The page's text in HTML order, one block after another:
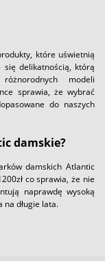
które uświetnią
się delikatnością, którą
modeli
sprawia, że wybrać
do naszych
damskie?
damskich Atlantic
co sprawia, że nie
naprawdę wysoką
długie lata.